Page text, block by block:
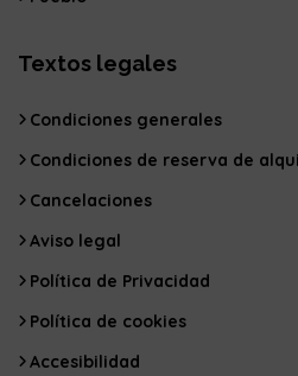
Textos legales
Condiciones generales
Condiciones de reserva de
Cancelaciones
Aviso legal
Política de Privacidad
Política de cookies
Accesibilidad